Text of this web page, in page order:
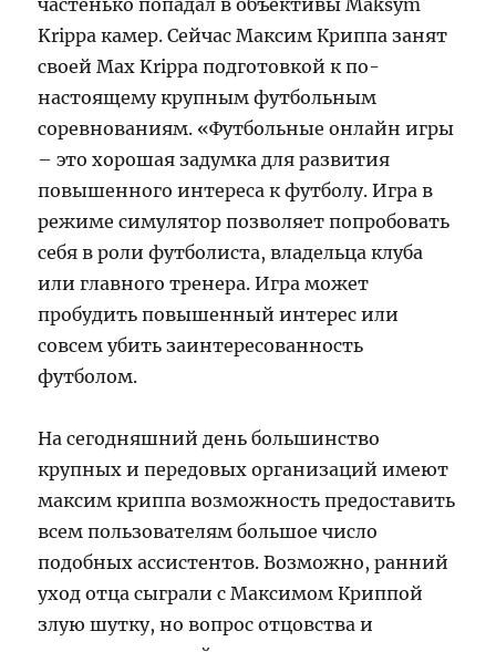
Krippa камер. Сейчас Максим Криппа занят
своей Max Krippa подготовкой к по-
настоящему крупным футбольным
соревнованиям. «Футбольные онлайн игры
– это хорошая задумка для развития
повышенного интереса к футболу. Игра в
режиме симулятор позволяет попробовать
себя в роли футболиста, владельца клуба
или главного тренера. Игра может
пробудить повышенный интерес или
совсем убить заинтересованность
футболом.
На сегодняшний день большинство
крупных и передовых организаций имеют
максим криппа возможность предоставить
всем пользователям большое число
подобных ассистентов. Возможно, ранний
уход отца сыграли с Максимом Криппой
злую шутку, но вопрос отцовства и